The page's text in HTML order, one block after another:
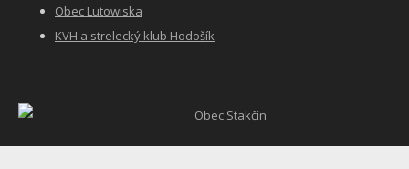
Obec Lutowiska
KVH a strelecký klub Hodošík